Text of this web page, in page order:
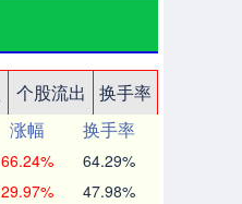
个股流出
换手率
涨幅
换手率
66.24% 64.29%
29.97% 47.98%